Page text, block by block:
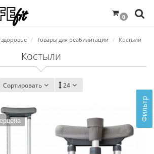
0
Фильтр
Товары для реабилитации Костыли
Костыли
Сортировать 24